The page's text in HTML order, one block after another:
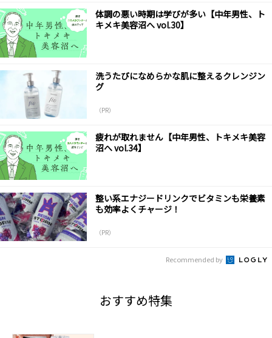
体調の悪い時期は学びが多い【中年男性、ト
キメキ美容沼へ vol.30】
洗うたびになめらかな肌に整えるクレンジン
グ
（PR）
疲れが取れません【中年男性、トキメキ美容
沼へ vol.34】
整い系エナジードリンクでビタミンも栄養素
も効率よくチャージ！
（PR）
Recommended by
おすすめ特集